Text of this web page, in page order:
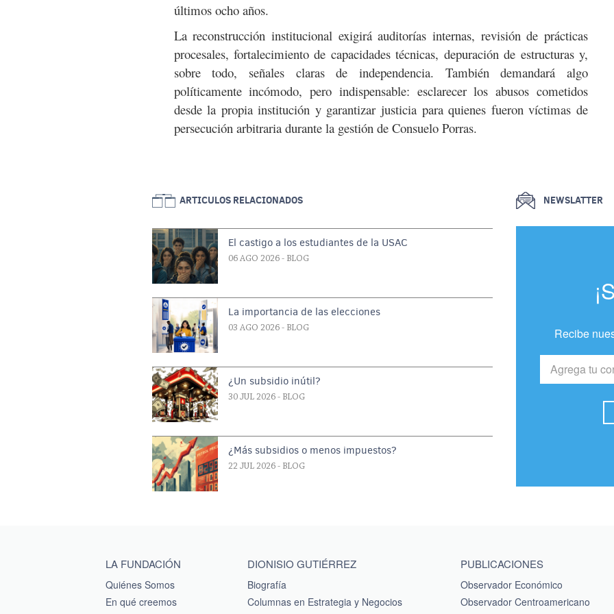
últimos ocho años.
La reconstrucción institucional exigirá auditorías internas, revisión de prácticas
procesales, fortalecimiento de capacidades técnicas, depuración de estructuras y,
sobre todo, señales claras de independencia. También demandará algo
políticamente incómodo, pero indispensable: esclarecer los abusos cometidos
desde la propia institución y garantizar justicia para quienes fueron víctimas de
persecución arbitraria durante la gestión de Consuelo Porras.
ARTICULOS RELACIONADOS
El castigo a los estudiantes de la USAC
06 AGO 2026 - BLOG
La importancia de las elecciones
03 AGO 2026 - BLOG
¿Un subsidio inútil?
30 JUL 2026 - BLOG
¿Más subsidios o menos impuestos?
22 JUL 2026 - BLOG
NEWSLATTER
Recibe
Main menu footer
LA FUNDACIÓN
Quiénes Somos
En qué creemos
DIONISIO GUTIÉRREZ
Biografía
Columnas en Estrategia y Negocios
PUBLICACIONES
Observador Económico
Observador Centroamericano